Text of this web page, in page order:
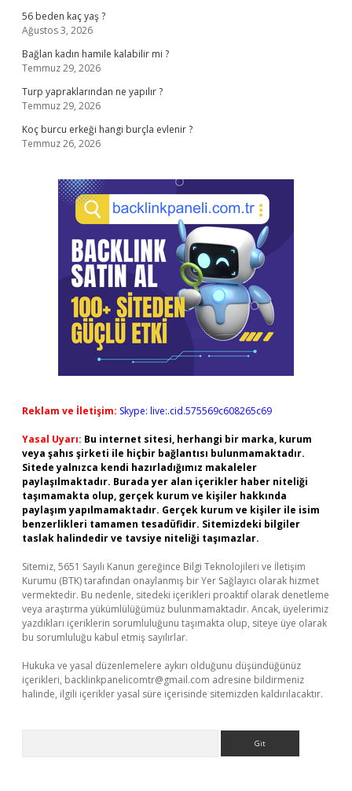
56 beden kaç yaş ?
Ağustos 3, 2026
Bağlan kadın hamile kalabilir mi ?
Temmuz 29, 2026
Turp yapraklarından ne yapılır ?
Temmuz 29, 2026
Koç burcu erkeği hangi burçla evlenir ?
Temmuz 26, 2026
Reklam ve İletişim: Skype: live:.cid.575569c608265c69
Yasal Uyarı: Bu internet sitesi, herhangi bir marka, kurum
veya şahıs şirketi ile hiçbir bağlantısı bulunmamaktadır.
Sitede yalnızca kendi hazırladığımız makaleler
paylaşılmaktadır. Burada yer alan içerikler haber niteliği
taşımamakta olup, gerçek kurum ve kişiler hakkında
paylaşım yapılmamaktadır. Gerçek kurum ve kişiler ile isim
benzerlikleri tamamen tesadüfidir. Sitemizdeki bilgiler
taslak halindedir ve tavsiye niteliği taşımazlar.
Sitemiz, 5651 Sayılı Kanun gereğince Bilgi Teknolojileri ve İletişim
Kurumu (BTK) tarafından onaylanmış bir Yer Sağlayıcı olarak hizmet
vermektedir. Bu nedenle, sitedeki içerikleri proaktif olarak denetleme
veya araştırma yükümlülüğümüz bulunmamaktadır. Ancak, üyelerimiz
yazdıkları içeriklerin sorumluluğunu taşımakta olup, siteye üye olarak
bu sorumluluğu kabul etmiş sayılırlar.
Hukuka ve yasal düzenlemelere aykırı olduğunu düşündüğünüz
içerikleri, backlinkpanelicomtr@gmail.com adresine bildirmeniz
halinde, ilgili içerikler yasal süre içerisinde sitemizden kaldırılacaktır.